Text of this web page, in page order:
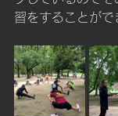
習をすることがで